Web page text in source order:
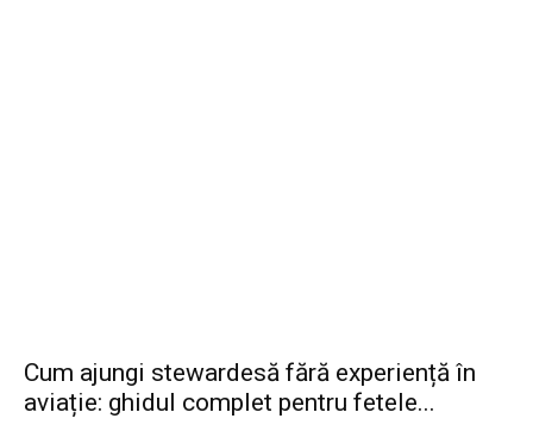
Cum ajungi stewardesă fără experiență în
aviație: ghidul complet pentru fetele...